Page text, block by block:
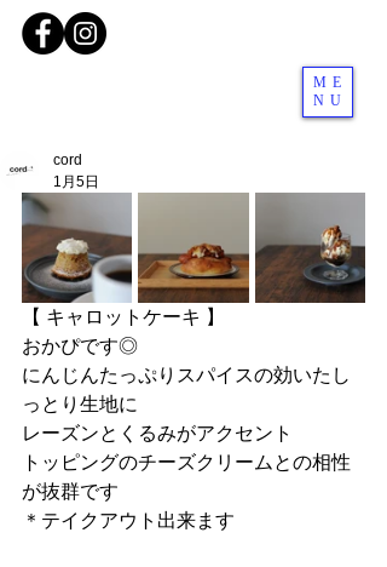
ME
NU
cord
1月5日
【 キャロットケーキ 】
おかぴです◎
にんじんたっぷりスパイスの効いたし
っとり生地に
レーズンとくるみがアクセント
トッピングのチーズクリームとの相性
が抜群です
＊テイクアウト出来ます